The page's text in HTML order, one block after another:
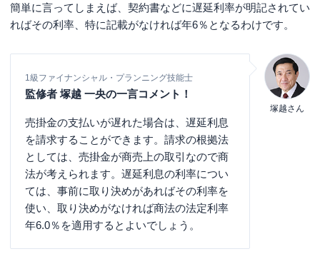
簡単に言ってしまえば、契約書などに遅延利率が明記されてい
ればその利率、特に記載がなければ年6％となるわけです。
1級ファイナンシャル・プランニング技能士
監修者 塚越 一央の一言コメント！
売掛金の支払いが遅れた場合は、遅延利息
を請求することができます。請求の根拠法
としては、売掛金が商売上の取引なので商
法が考えられます。遅延利息の利率につい
ては、事前に取り決めがあればその利率を
使い、取り決めがなければ商法の法定利率
年6.0％を適用するとよいでしょう。
塚越さん